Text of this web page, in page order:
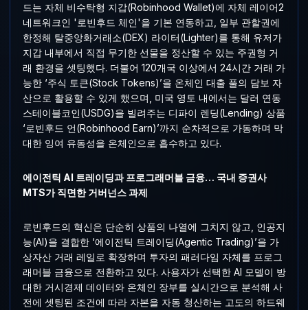
드는 자체 비수탁형 지갑(Robinhood Wallet)에 자체 레이어2
네트워크인 '로빈후드 체인'을 기본 연동하고, 일부 관할권에
한정해 탈중앙화거래소(DEX) 라이터(Lighter)를 통해 유저가
지갑 내부에서 직접 무기한 선물을 정산할 수 있는 주권형 거
래 환경을 셋팅했다. 더불어 120개국 이상에서 24시간 거래 가
능한 ‘주식 토큰(Stock Tokens)’을 온체인 대출 풀의 담보 자
산으로 활용할 수 있게 했으며, 미국 영토 내에서는 달러 연동
스테이블코인(USDG)을 빌려주는 디파이 렌딩(Lending) 상품
‘로빈후드 언(Robinhood Earn)’까지 순차적으로 가동하며 막
대한 잉여 유동성을 온체인으로 흡수하고 있다.
에이전틱 AI 트레이딩과 프로그래머블 금융… 국내 증권사
MTS가 직면한 거버넌스 과제
로빈후드의 혁신은 단순히 상품의 나열에 그치지 않고, 인공지
능(AI)을 결합한 ‘에이전틱 트레이딩(Agentic Trading)’을 가
상자산 거래 레일로 확장하며 투자의 패러다임 자체를 프로그
래머블 금융으로 전환하고 있다. 사용자가 선택한 AI 모델이 방
대한 거시경제 데이터와 온체인 장부를 실시간으로 분석해 사
전에 셋팅된 조건에 따라 자본을 자동 청산하는 고도의 하드웨